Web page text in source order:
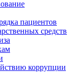
пациентов
средств
коррупции